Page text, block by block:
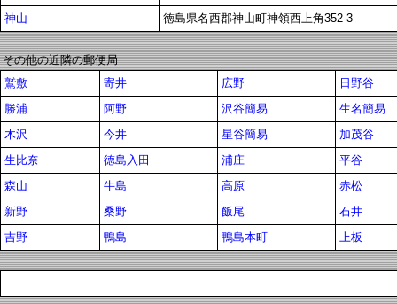
神山
徳島県名西郡神山町神領西上角352-3
その他の近隣の郵便局
鷲敷
寄井 広野
日野谷
勝浦
阿野 沢谷簡易
生名簡易
木沢
今井 星谷簡易
加茂谷
生比奈
徳島入田 浦庄
平谷
森山
牛島 高原
赤松
新野
桑野 飯尾
石井
吉野
鴨島 鴨島本町 上板